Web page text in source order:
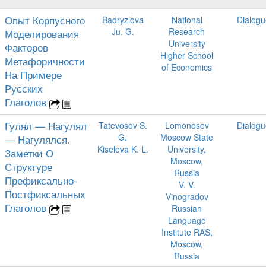
Опыт Корпусного
Моделирования
Факторов
Метафоричности
На Примере
Русских
Глаголов
Badryzlova
Ju. G.
National
Research
University
Higher School
of Economics
Гулял — Нагулял
— Нагулялся.
Заметки О
Структуре
Префиксально-
Постфиксальных
Глаголов
Tatevosov S.
G.
Kiseleva K. L.
Lomonosov
Moscow State
University,
Moscow,
Russia
V. V.
Vinogradov
Russian
Language
Institute RAS,
Moscow,
Russia